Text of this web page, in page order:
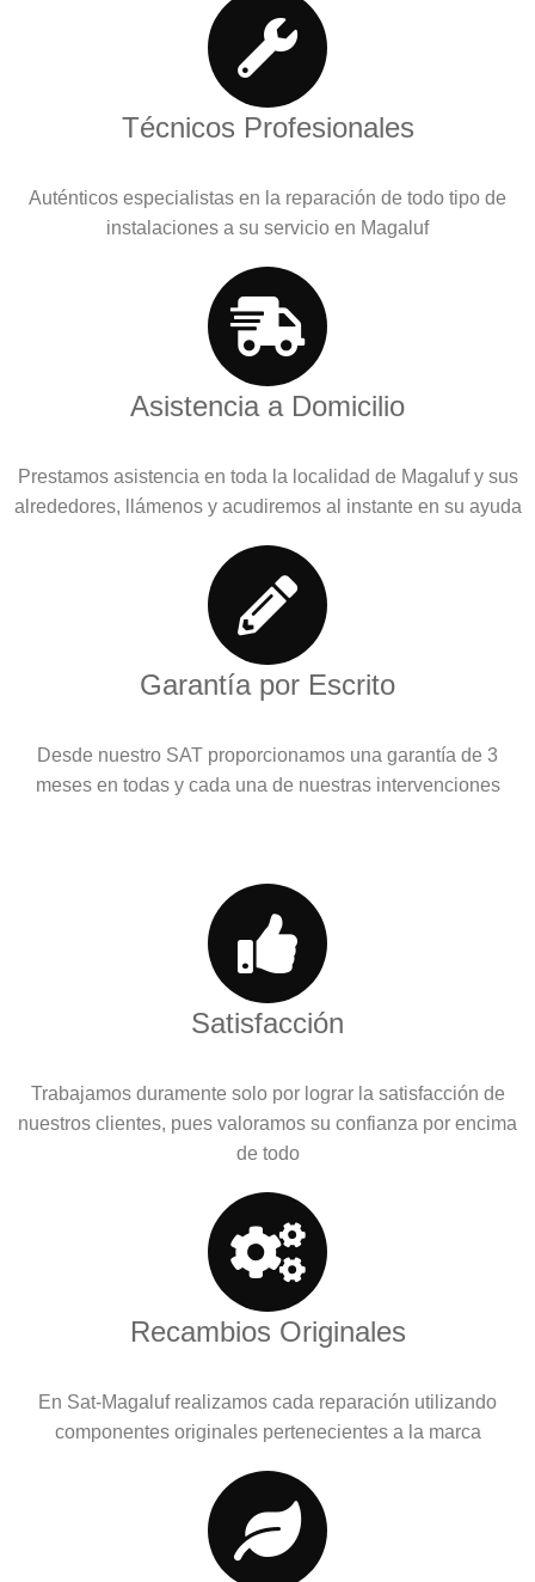
Técnicos Profesionales
Auténticos especialistas en la reparación de todo tipo de
instalaciones a su servicio en Magaluf
Asistencia a Domicilio
Prestamos asistencia en toda la localidad de Magaluf y sus
alrededores, llámenos y acudiremos al instante en su ayuda
Garantía por Escrito
Desde nuestro SAT proporcionamos una garantía de 3
meses en todas y cada una de nuestras intervenciones
Satisfacción
Trabajamos duramente solo por lograr la satisfacción de
nuestros clientes, pues valoramos su confianza por encima
de todo
Recambios Originales
En Sat-Magaluf realizamos cada reparación utilizando
componentes originales pertenecientes a la marca